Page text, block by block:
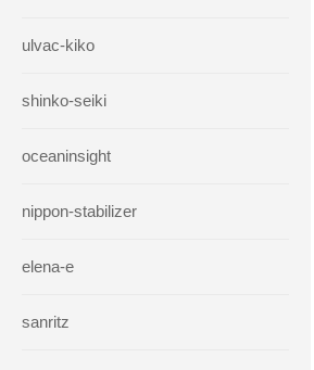
ulvac-kiko
shinko-seiki
oceaninsight
nippon-stabilizer
elena-e
sanritz